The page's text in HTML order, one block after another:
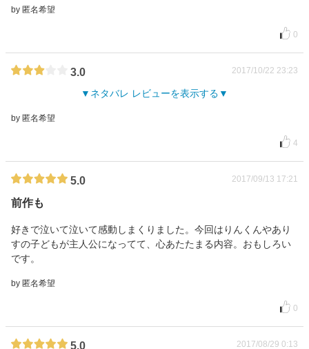
by 匿名希望
0
3.0 2017/10/22 23:23
ネタバレ レビューを表示する
by 匿名希望
4
5.0 2017/09/13 17:21
前作も
好きで泣いて泣いて感動しまくりました。今回はりんくんやあり
すの子どもが主人公になってて、心あたたまる内容。おもしろい
です。
by 匿名希望
0
5.0 2017/08/29 0:13